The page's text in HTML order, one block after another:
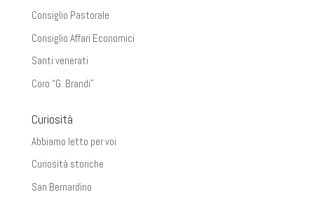
Consiglio Pastorale
Consiglio Affari Economici
Santi venerati
Coro “G. Brandi”
Curiosità
Abbiamo letto per voi
Curiosità storiche
San Bernardino